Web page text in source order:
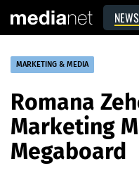
NEWS
MARKETING & MEDIA
Romana
Marketing
Megaboard